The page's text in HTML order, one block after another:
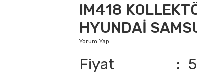
IM418
HYUNDAİ
Yorum Yap
Fiyat